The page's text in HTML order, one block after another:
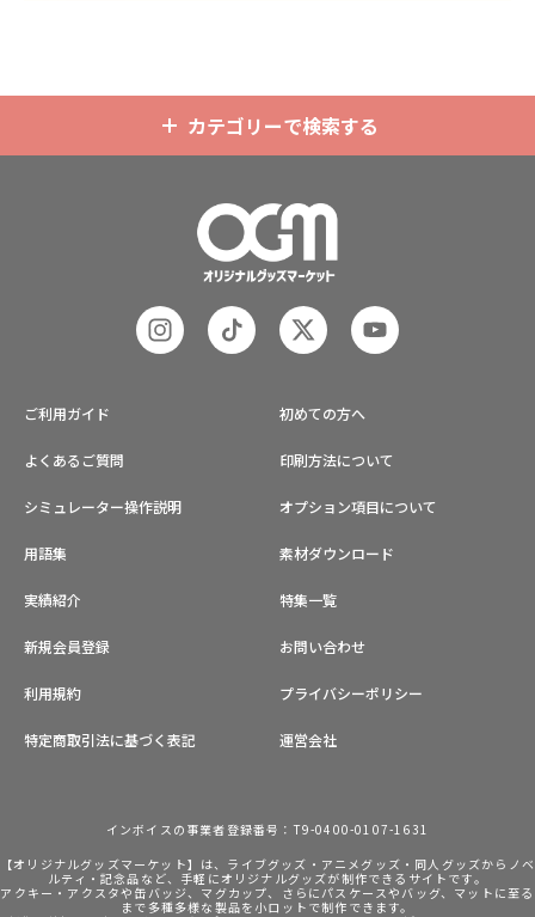
様から企業・業者のかた問わずお気
カテゴリーで検索する
ご利用ガイド 初めての方へ
よくあるご質問 印刷方法について
シミュレーター操作説明 オプション項目について
用語集 素材ダウンロード
実績紹介 特集一覧
新規会員登録 お問い合わせ
利用規約 プライバシーポリシー
特定商取引法に基づく表記 運営会社
インボイスの事業者登録番号：T9-0400-0107-1631
【オリジナルグッズマーケット】は、ライブグッズ・アニメグッズ・同人グッズからノベ
ルティ・記念品など、手軽にオリジナルグッズが制作できるサイトです。
アクキー・アクスタや缶バッジ、マグカップ、さらにパスケースやバッグ、マットに至る
まで多種多様な製品を小ロットで制作できます。